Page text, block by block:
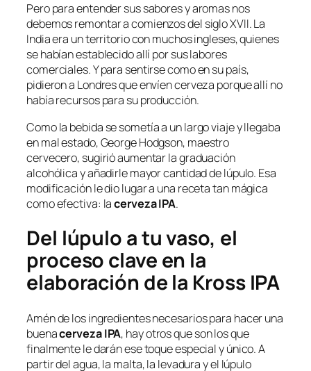
Pero para entender sus sabores y aromas nos
debemos remontar a comienzos del siglo XVII. La
India era un territorio con muchos ingleses, quienes
se habían establecido allí por sus labores
comerciales. Y para sentirse como en su país,
pidieron a Londres que envíen cerveza porque allí no
había recursos para su producción.
Como la bebida se sometía a un largo viaje y llegaba
en mal estado, George Hodgson, maestro
cervecero, sugirió aumentar la graduación
alcohólica y añadirle mayor cantidad de lúpulo. Esa
modificación le dio lugar a una receta tan mágica
como efectiva: lacerveza IPA.
Del lúpulo a tu vaso, el
proceso clave en la
elaboración de la Kross IPA
Amén de los ingredientes necesarios para hacer una
buenacerveza IPA, hay otros que son los que
finalmente le darán ese toque especial y único. A
partir del agua, la malta, la levadura y el lúpulo